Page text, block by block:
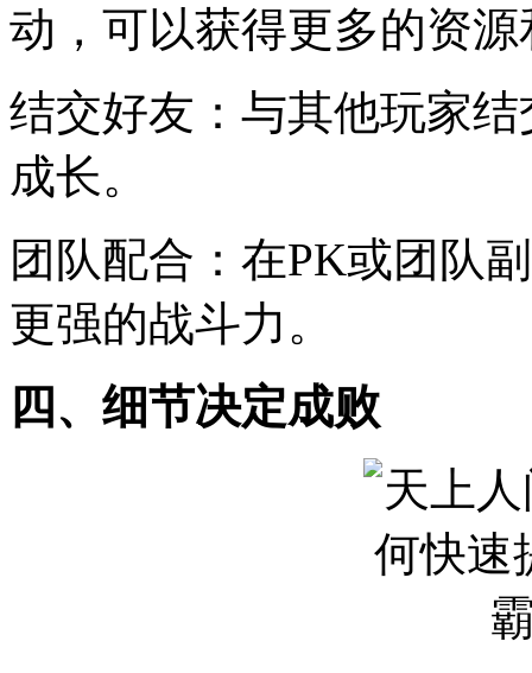
动，可以获得更多的资
结交好友：与其他玩家
成长。
团队配合：在PK或团队
更强的战斗力。
四、细节决定成败